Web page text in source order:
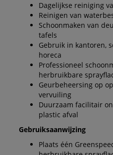
Dagelijkse reiniging
Reinigen van
Schoonmaken van
tafels
Gebruik in kantoren,
horeca
Professioneel
herbruikbare
Geurbeheersing op
vervuiling
Duurzaam facilitair
plastic afval
Gebruiksaanwijzing
Plaats één